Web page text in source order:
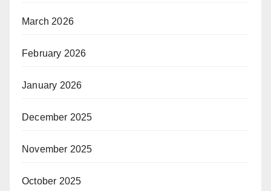
March 2026
February 2026
January 2026
December 2025
November 2025
October 2025